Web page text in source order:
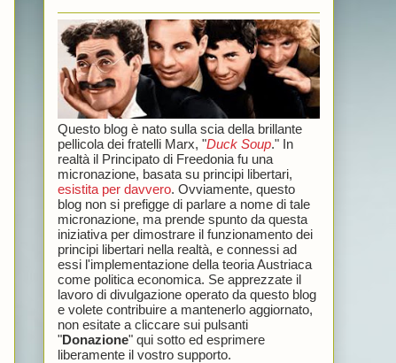
Questo blog è nato sulla scia della brillante
pellicola dei fratelli Marx, "Duck Soup." In
realtà il Principato di Freedonia fu una
micronazione, basata su principi libertari,
esistita per davvero. Ovviamente, questo
blog non si prefigge di parlare a nome di tale
micronazione, ma prende spunto da questa
iniziativa per dimostrare il funzionamento dei
principi libertari nella realtà, e connessi ad
essi l'implementazione della teoria Austriaca
come politica economica. Se apprezzate il
lavoro di divulgazione operato da questo blog
e volete contribuire a mantenerlo aggiornato,
non esitate a cliccare sui pulsanti
"Donazione" qui sotto ed esprimere
liberamente il vostro supporto.